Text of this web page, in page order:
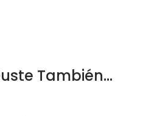
También...